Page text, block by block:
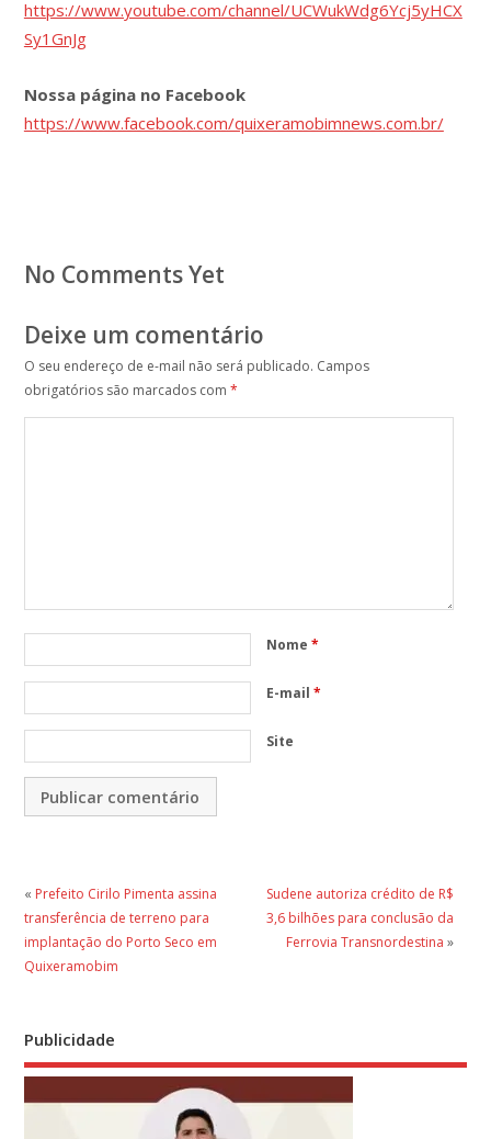
https://www.youtube.com/channel/UCWukWdg6Ycj5yHCX
Sy1GnJg
Nossa página no Facebook
https://www.facebook.com/quixeramobimnews.com.br/
No Comments Yet
Deixe um comentário
O seu endereço de e-mail não será publicado. Campos
obrigatórios são marcados com *
Nome *
E-mail *
Site
« Prefeito Cirilo Pimenta assina
transferência de terreno para
implantação do Porto Seco em
Quixeramobim
Sudene autoriza crédito de R$
3,6 bilhões para conclusão da
Ferrovia Transnordestina »
Publicidade